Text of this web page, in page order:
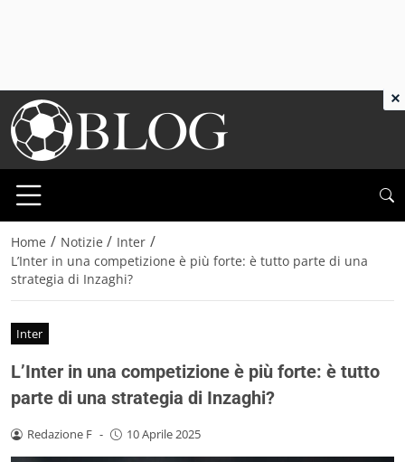
Home / Notizie / Inter /
L’Inter in una competizione è più forte: è tutto parte di una
strategia di Inzaghi?
Inter
L’Inter in una competizione è più forte: è tutto
parte di una strategia di Inzaghi?
Redazione F - 10 Aprile 2025
×